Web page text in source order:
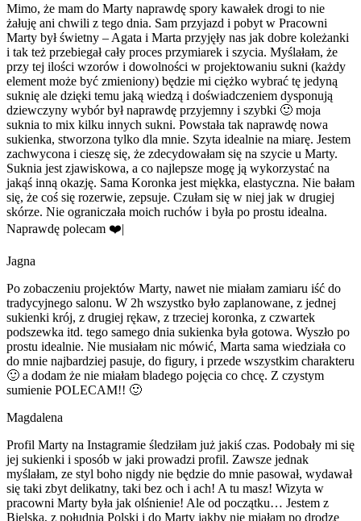
Mimo, że mam do Marty naprawdę spory kawałek drogi to nie
żałuję ani chwili z tego dnia. Sam przyjazd i pobyt w Pracowni
Marty był świetny – Agata i Marta przyjęły nas jak dobre koleżanki
i tak też przebiegał cały proces przymiarek i szycia. Myślałam, że
przy tej ilości wzorów i dowolności w projektowaniu sukni (każdy
element może być zmieniony) będzie mi ciężko wybrać tę jedyną
suknię ale dzięki temu jaką wiedzą i doświadczeniem dysponują
dziewczyny wybór był naprawdę przyjemny i szybki 🙂 moja
suknia to mix kilku innych sukni. Powstała tak naprawdę nowa
sukienka, stworzona tylko dla mnie. Szyta idealnie na miarę. Jestem
zachwycona i cieszę się, że zdecydowałam się na szycie u Marty.
Suknia jest zjawiskowa, a co najlepsze mogę ją wykorzystać na
jakąś inną okazję. Sama Koronka jest miękka, elastyczna. Nie bałam
się, że coś się rozerwie, zepsuje. Czułam się w niej jak w drugiej
skórze. Nie ograniczała moich ruchów i była po prostu idealna.
Naprawdę polecam ❤️|
Jagna
Po zobaczeniu projektów Marty, nawet nie miałam zamiaru iść do
tradycyjnego salonu. W 2h wszystko było zaplanowane, z jednej
sukienki krój, z drugiej rękaw, z trzeciej koronka, z czwartek
podszewka itd. tego samego dnia sukienka była gotowa. Wyszło po
prostu idealnie. Nie musiałam nic mówić, Marta sama wiedziała co
do mnie najbardziej pasuje, do figury, i przede wszystkim charakteru
🙂 a dodam że nie miałam bladego pojęcia co chcę. Z czystym
sumienie POLECAM!! 🙂
Magdalena
Profil Marty na Instagramie śledziłam już jakiś czas. Podobały mi się
jej sukienki i sposób w jaki prowadzi profil. Zawsze jednak
myślałam, ze styl boho nigdy nie będzie do mnie pasował, wydawał
się taki zbyt delikatny, taki bez och i ach! A tu masz! Wizyta w
pracowni Marty była jak olśnienie! Ale od początku… Jestem z
Bielska, z południa Polski i do Marty jakby nie miałam po drodze